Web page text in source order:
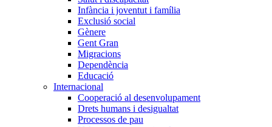
Infància i joventut i família
Exclusió social
Gènere
Gent Gran
Migracions
Dependència
Educació
Internacional
Cooperació al desenvolupament
Drets humans i desigualtat
Processos de pau